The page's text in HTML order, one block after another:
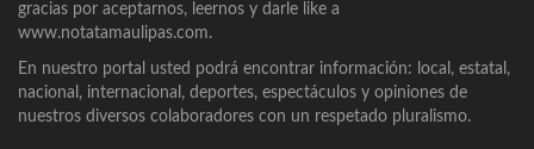
gracias por aceptarnos, leernos y darle like a
www.notatamaulipas.com.
En nuestro portal usted podrá encontrar información: local, estatal,
nacional, internacional, deportes, espectáculos y opiniones de
nuestros diversos colaboradores con un respetado pluralismo.